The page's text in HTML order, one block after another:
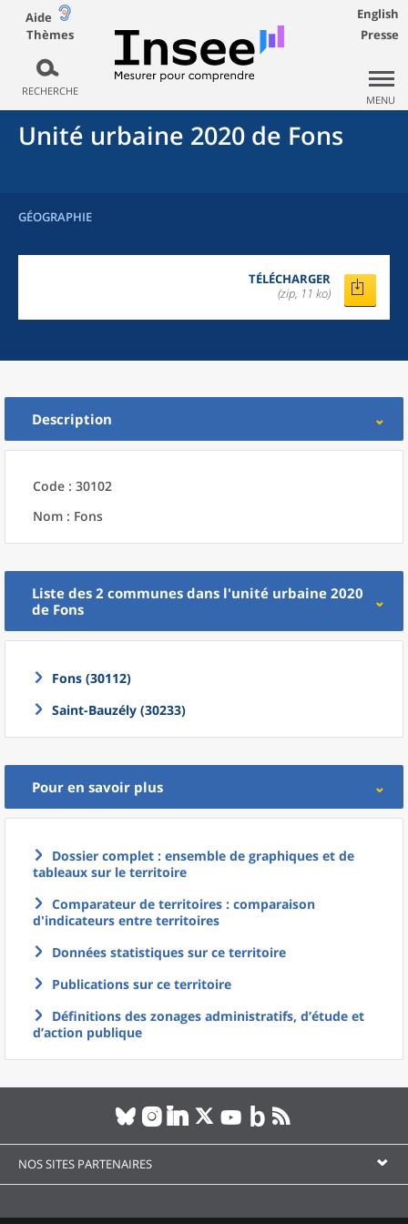
Aide
Thèmes
RECHERCHE
English
Presse
MENU
Unité urbaine 2020 de Fons
GÉOGRAPHIE
TÉLÉCHARGER
(zip, 11 ko)
Description
Code : 30102
Nom : Fons
Liste des 2 communes dans l'unité urbaine 2020
de Fons
Fons (30112)
Saint-Bauzély (30233)
Pour en savoir plus
Dossier complet : ensemble de graphiques et de
tableaux sur le territoire
Comparateur de territoires : comparaison
d'indicateurs entre territoires
Données statistiques sur ce territoire
Publications sur ce territoire
Définitions des zonages administratifs, d’étude et
d’action publique
NOS SITES PARTENAIRES